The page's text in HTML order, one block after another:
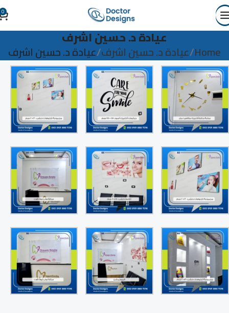
0
عيادة د. حسين اشرف
Home عيادة د. حسين اشرف عيادة د. حسين اشرف